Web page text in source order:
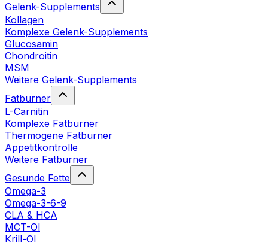
Gelenk-Supplements
Kollagen
Komplexe Gelenk-Supplements
Glucosamin
Chondroitin
MSM
Weitere Gelenk-Supplements
Fatburner
L-Carnitin
Komplexe Fatburner
Thermogene Fatburner
Appetitkontrolle
Weitere Fatburner
Gesunde Fette
Omega-3
Omega-3-6-9
CLA & HCA
MCT-Öl
Krill-Öl